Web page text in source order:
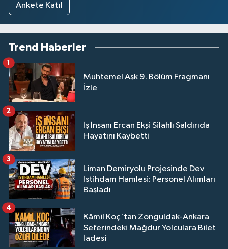
Ankete Katıl
Trend Haberler
Muhtemel Aşk 9. Bölüm Fragmanı
İzle
1
İş İnsanı Ercan Ekşi Silahlı Saldırıda
Hayatını Kaybetti
2
Liman Demiryolu Projesinde Dev
İstihdam Hamlesi: Personel Alımları
Başladı
3
Kâmil Koç'tan Zonguldak-Ankara
Seferindeki Mağdur Yolculara Bilet
İadesi
4